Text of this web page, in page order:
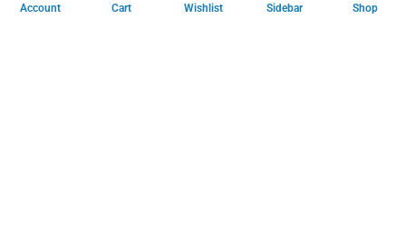
Shop
Sidebar
Wishlist
Cart
Account